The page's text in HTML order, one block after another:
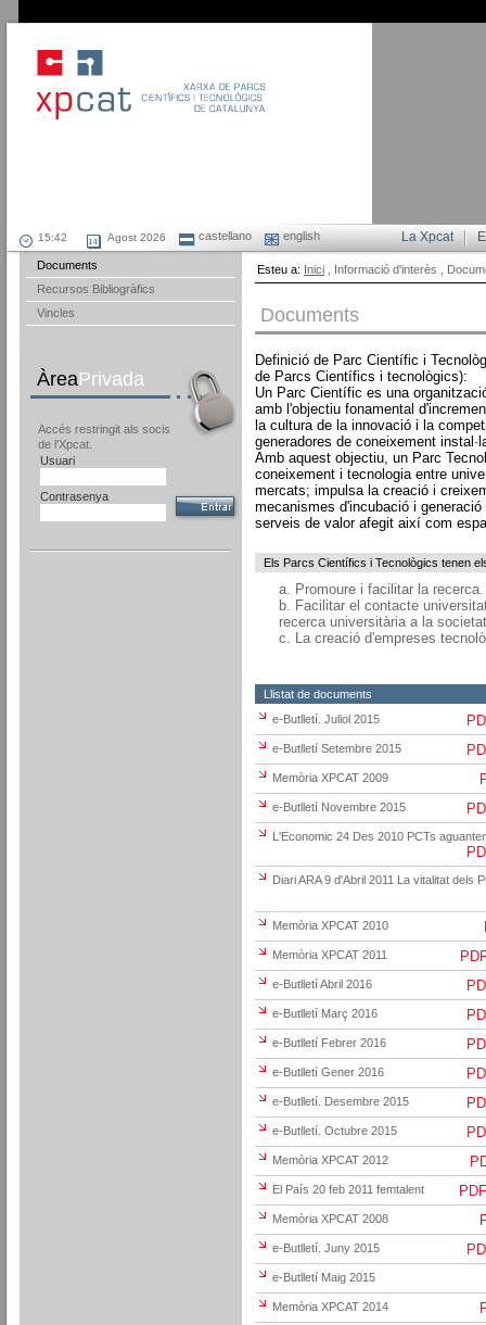
Agost 2026 castellano english La Xpcat
Documents
Recursos Bibliogràfics
Vincles
ÀreaPrivada
Accés restringit als socis
de l'Xpcat.
Usuari
Contrasenya
Esteu a: Inici , Informació d'interès ,
Documents
Definició de Parc Científic i
de Parcs Científics i tecnològics):
Un Parc Científic es una
amb l'objectiu fonamental
la cultura de la innovació i la
generadores de coneixement
Amb aquest objectiu, un Parc
coneixement i tecnologia entre
mercats; impulsa la creació i
mecanismes d'incubació i
serveis de valor afegit així com
Els Parcs Científics i Tecnològics tenen
a. Promoure i facilitar la recerca.
b. Facilitar el contacte
recerca universitària a la
c. La creació d'empreses
Llistat de documents
e-Butlletí. Juliol 2015
e-Butlletí Setembre 2015
Memòria XPCAT 2009
e-Butlletí Novembre 2015
L'Economic 24 Des 2010 PCTs
Diari ARA 9 d'Abril 2011 La vitalitat dels
Memòria XPCAT 2010
Memòria XPCAT 2011
e-Butlletí Abril 2016
e-Butlletí Març 2016
e-Butlletí Febrer 2016
e-Butlletí Gener 2016
e-Butlletí. Desembre 2015
e-Butlletí. Octubre 2015
Memòria XPCAT 2012
El País 20 feb 2011 femtalent
Memòria XPCAT 2008
e-Butlletí. Juny 2015
e-Butlletí Maig 2015
Memòria XPCAT 2014